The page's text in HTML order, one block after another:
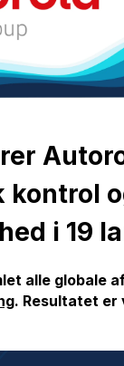
kontrol
i 19
alle globale
. Resultatet er